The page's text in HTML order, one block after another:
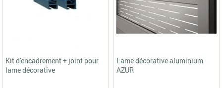
Kit d'encadrement + joint pour
lame décorative
Lame décorative aluminium
AZUR